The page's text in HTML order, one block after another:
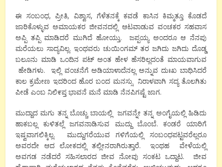
ಈ ಸಂಬಂಧ, ಪ್ರೀತಿ, ವಿಶ್ವಾಸ, ಗೆಳೆತನಕ್ಕೆ ಕವಡೆ ಕಾಸಿನ ಕಿಮ್ಮತ್ತೂ ಕೊಡದೆ
ಜಾರಿಕೊಳ್ಳುವ ಅಮಾಯಕರ ಜೀವನದಲ್ಲಿ ಆಟವಾಡುವ ವಂಚಕರ ಸಹವಾಸ
ಅಪ್ಪಿ ತಪ್ಪಿ ಮಾಡಿದರೆ ಮುಗಿದೆ ಹೋಯ್ತು. ಜಪ್ಪಯ್ಯ ಅಂದರೂ ಆ ನೆನ‌ಪು
ಮರೆಯಲು ಸಾದ್ಯವಿಲ್ಲ. ಇಂಥವರು ಚುಯಿಂಗಮ್ ತರ ಜಗಿದು ಜಗಿದು ದೊಡ್ಡ
ಬಲೂನು ಮಾಡಿ ಒಂದಿನ ಪಟ್ ಅಂತ ಹೇಳ ಹೆಸರಿಲ್ಲದಂತೆ ಮಾಯವಾಗುವ
ಹೇಡಿಗಳು. ಇಲ್ಲಿ ವಂಚನೆಗೆ ಅಡಿಯಾಳಾದೆನಲ್ಲ ಅನ್ನುವ ದುಃಖ ಬಾಧಿಸಿದರೆ
ಕಾಲ ಕ್ರಮೇಣ ಇದರಿಂದ ಹೊರ ಬಂದ ಮನಸ್ಸು ನಿರಾಳವಾಗಿ ಸದ್ಯ ತೊಲಗಿತು
ಪೀಡೆ ಎಂಬ ನಿಲಿ೯ಪ್ತ ಭಾವನೆ ಮನೆ ಮಾಡಿ ನೆನಪಿಗಷ್ಟೆ ಜಾಗ.
ಮುದ್ದಾದ ಮಗು ತನ್ನ ಬೊಚ್ಚು ಬಾಯಲ್ಲಿ ಜಗವನ್ನೇ ತನ್ನ ಅಂಗೈಯಲ್ಲಿ ಹಿಡಿದು
ಹಾಕಬಲ್ಲ ಕುಳಿತಲ್ಲೆ ಜಗವನಾಡಿಸುವ ಮುದ್ದು ಬೊಂಬೆ. ಕಂಡರೆ ಯಾರಿಗೆ
ಇಷ್ವವಾಗಲಿಕ್ಕಿಲ್ಲ. ಮುದ್ದುಗರೆಯುವ ಗಳಿಗೆಯಲ್ಲಿ ಸಂಬಂಧಪಟ್ಟವರೆಲ್ಲರೂ
ಅವರದೇ ಆದ ಲೋಕದಲ್ಲಿ ತಲ್ಲೀನರಾಗಿರುತ್ತಾರೆ. ಇಂಥಹ ವೇಳೆಯಲ್ಲಿ
ಅವಗಡ ನಡೆದರೆ ಸಹಿಸಲಾರದ ಜೀವ ನೋವು ಸಂಕಟ ಒದ್ದಾಟ. ಜೀವ